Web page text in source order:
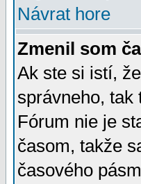
Návrat hore
Zmenil som
Ak ste si istí,
správneho, tak
Fórum nie je
časom, takže
časového